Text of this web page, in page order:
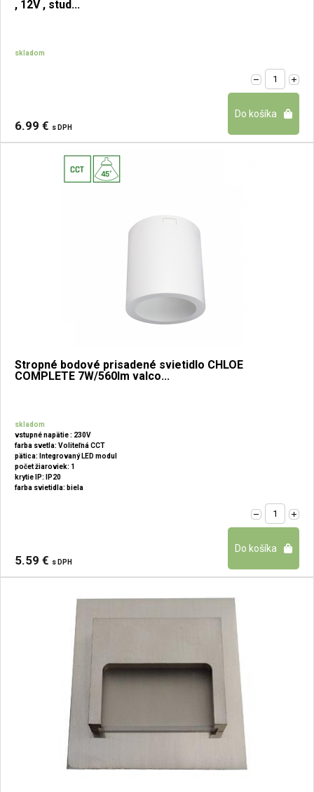
, 12V , stud...
skladom
6.99 € s DPH
Stropné bodové prisadené svietidlo CHLOE
COMPLETE 7W/560lm valco...
skladom
vstupné napätie : 230V
farba svetla: Voliteľná CCT
pätica: Integrovaný LED modul
počet žiaroviek: 1
krytie IP: IP20
farba svietidla: biela
5.59 € s DPH